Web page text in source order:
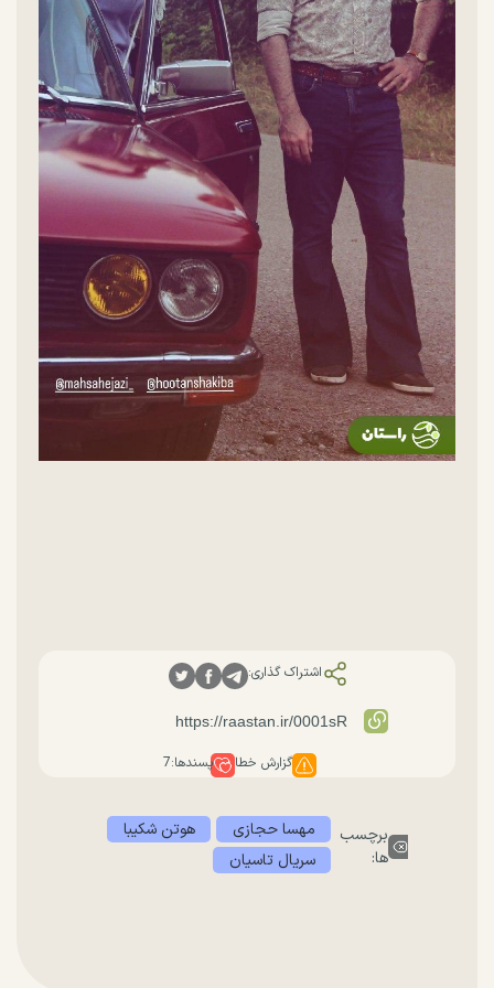
اشتراک گذاری:
گزارش خطا پسندها:7
برچسب
ها:
مهسا حجازی
هوتن شکیبا
سریال تاسیان